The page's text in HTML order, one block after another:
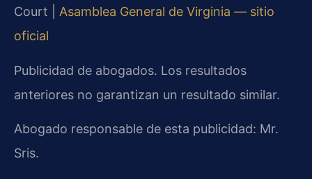
Court | Asamblea General de Virginia — sitio
oficial
Publicidad de abogados. Los resultados
anteriores no garantizan un resultado similar.
Abogado responsable de esta publicidad: Mr.
Sris.